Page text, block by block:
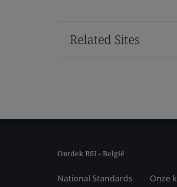
Related Sites
Ontdek BSI - België
National Standards
Onze